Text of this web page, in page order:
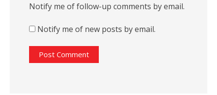
Notify me of follow-up comments by email.
Notify me of new posts by email.